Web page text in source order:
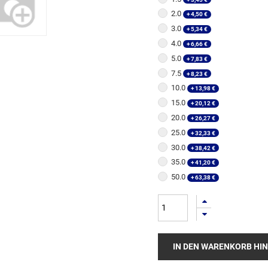
2.0 +4,50€
3.0 +5,34€
4.0 +6,66€
5.0 +7,83€
7.5 +8,23€
10.0 +13,98€
15.0 +20,12 €
20.0 +26,27€
25.0 +32,33€
30.0 +38,42 €
35.0 +41,20€
50.0 +63,38€
IN DEN WARENKORB